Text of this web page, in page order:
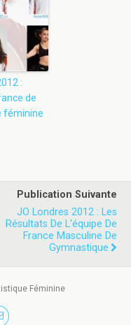
:
de
féminine
Publication Suivante
JO Londres 2012 : Les
Résultats De L'équipe De
France Masculine De
Gymnastique
Féminine